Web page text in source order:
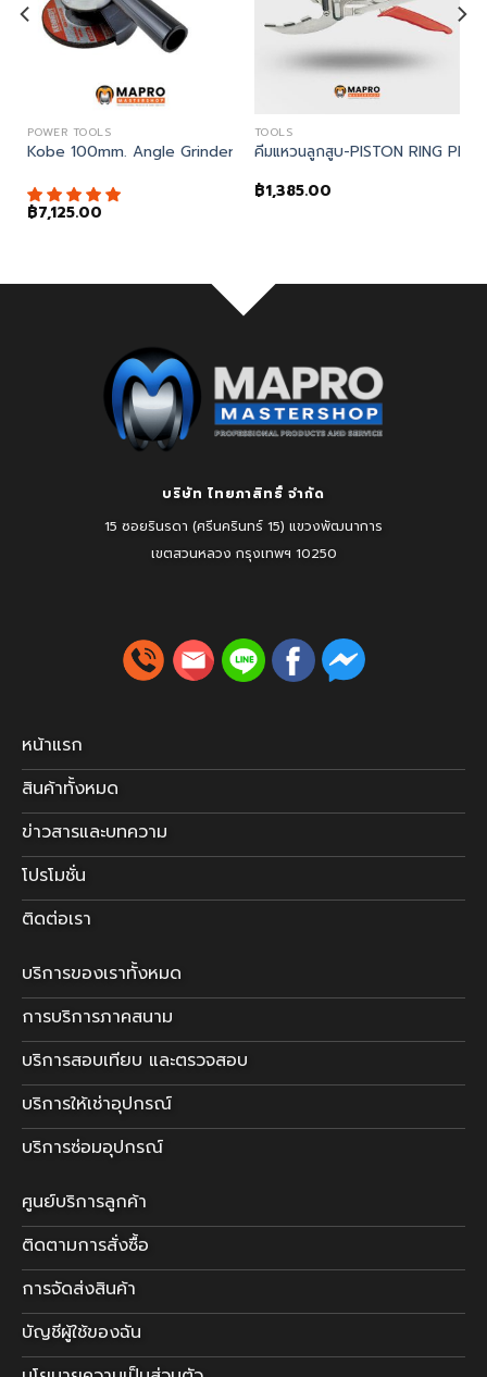
POWER TOOLS
Kobe 100mm. Angle Grinder เครื่องเจียรมุม
฿7,125.00
TOOLS
คีมแหวนลูกสูบ-PISTON RING
฿1,385.00
C/W PRESSURE GAUGE)
Drill ปืนลมต่อหัวสว่าน
บริษัท ไทยภาสิทธิ์ จำกัด
15 ซอยรินรดา (ศรีนครินทร์ 15) แขวงพัฒนาการ
เขตสวนหลวง กรุงเทพฯ 10250
หน้าแรก
สินค้าทั้งหมด
ข่าวสารและบทความ
โปรโมชั่น
ติดต่อเรา
บริการของเราทั้งหมด
การบริการภาคสนาม
บริการสอบเทียบ และตรวจสอบ
บริการให้เช่าอุปกรณ์
บริการซ่อมอุปกรณ์
ศูนย์บริการลูกค้า
ติดตามการสั่งซื้อ
การจัดส่งสินค้า
บัญชีผู้ใช้ของฉัน